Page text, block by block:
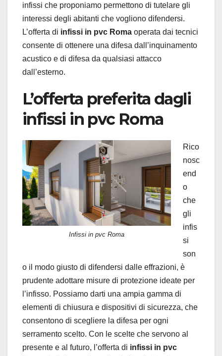
infissi che proponiamo permettono di tutelare gli
interessi degli abitanti che vogliono difendersi.
L’offerta di infissi in pvc Roma operata dai tecnici
consente di ottenere una difesa dall’inquinamento
acustico e di difesa da qualsiasi attacco
dall’esterno.
L’offerta preferita dagli
infissi in pvc Roma
Infissi in pvc Roma
Rico
nosc
end
o
che
gli
infis
si
son
o il modo giusto di difendersi dalle effrazioni, è
prudente adottare misure di protezione ideate per
l’infisso. Possiamo darti una ampia gamma di
elementi di chiusura e dispositivi di sicurezza, che
consentono di scegliere la difesa per ogni
serramento scelto. Con le scelte che servono al
presente e al futuro, l’offerta di infissi in pvc